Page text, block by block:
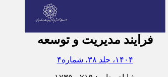
فرایند مدیریت و توسعه
۱۴۰۴، جلد ۳۸، شماره۴